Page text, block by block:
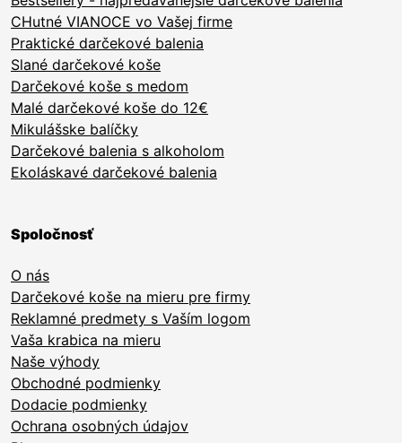
CHutné VIANOCE vo Vašej firme
Praktické darčekové balenia
Slané darčekové koše
Darčekové koše s medom
Malé darčekové koše do 12€
Mikulášske balíčky
Darčekové balenia s alkoholom
Ekoláskavé darčekové balenia
Spoločnosť
O nás
Darčekové koše na mieru pre firmy
Reklamné predmety s Vaším logom
Vaša krabica na mieru
Naše výhody
Obchodné podmienky
Dodacie podmienky
Ochrana osobných údajov